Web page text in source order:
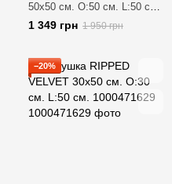
50х50 см. O:50 см. L:50 см.
1000471653
1 349 грн 1 950 грн
−20%